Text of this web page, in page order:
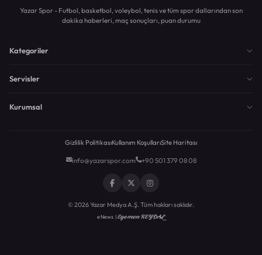
Yazar Spor - Futbol, basketbol, voleybol, tenis ve tüm spor dallarından son
dakika haberleri, maç sonuçları, puan durumu
Kategoriler
Servisler
Kurumsal
Gizlilik PolitikasıKullanım KoşullarıSite Haritası
info@yazarspor.com +90 501 379 08 08
© 2026 Yazar Medya A.Ş. Tüm hakları saklıdır.
eNews |Egemen KEYDAL